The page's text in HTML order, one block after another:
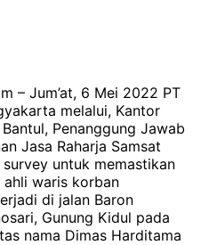
– Jum’at, 6 Mei 2022 PT
melalui, Kantor
Penanggung Jawab
Jasa Raharja Samsat
untuk memastikan
ahli waris korban
di jalan Baron
Gunung Kidul pada
nama Dimas Harditama